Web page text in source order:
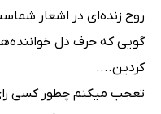
روح زنده‌ای در اشعار
گویی که حرف دل
کردین....
تعجب میکنم چطور کسی